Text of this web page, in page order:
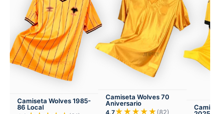
Camiseta Wolves 1985-
86 Local
Camiseta Wolves 70
Aniversario
4,7★★★★★(82)